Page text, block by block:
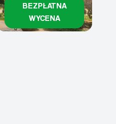
BEZPŁATNA
WYCENA